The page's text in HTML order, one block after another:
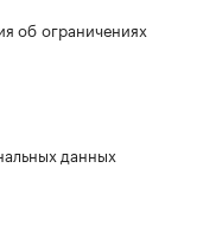
об ограничениях
данных